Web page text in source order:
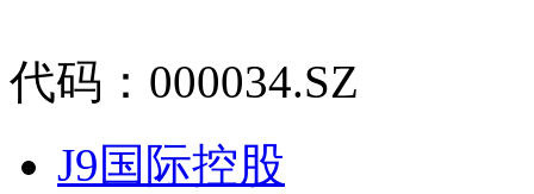
代码：000034.SZ
J9国际控股